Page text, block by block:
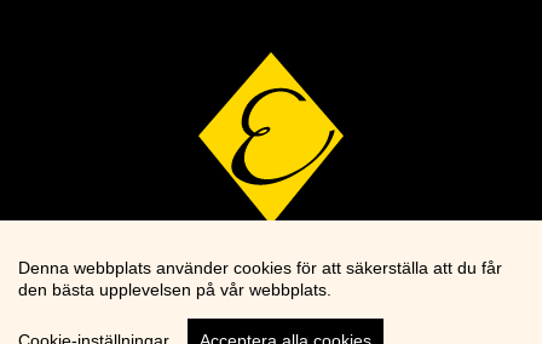
Denna webbplats använder cookies för att säkerställa att du får
den bästa upplevelsen på vår webbplats.